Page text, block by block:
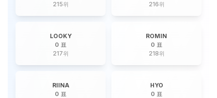
215위
216위
LOOKY
0 표
217위
ROMIN
0 표
218위
RIINA
0 표
HYO
0 표